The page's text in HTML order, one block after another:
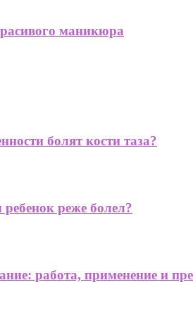
маникюра
болят кости таза?
реже болел?
работа, применение и